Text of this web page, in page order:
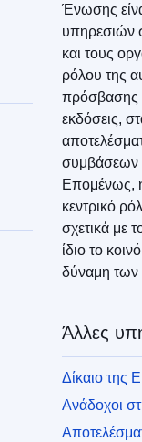
Ένωσης
υπηρεσιών
και τους
ρόλου της
πρόσβασης
εκδόσεις,
συμβάσεων
Επομένως,
κεντρικό
σχετικά με
ίδιο το
δύναμη των
Άλλες
Δίκαιο της
Ανάδοχοι